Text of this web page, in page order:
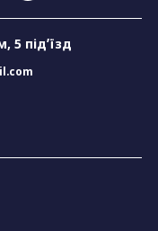
підʼїзд